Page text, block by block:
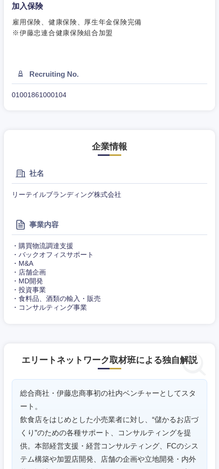
加入保険
雇用保険、健康保険、厚生年金保険完備
※伊藤忠連合健康保険組合加盟
Recruiting No.
01001861000104
企業情報
社名
リーテイルブランディング株式会社
事業内容
・購買物流調達支援
・バックオフィスサポート
・M&A
・店舗企画
・MD開発
・投資事業
・食料品、酒類の輸入・販売
・コンサルティング事業
エリートネットワーク取材班による独自解説
総合商社・伊藤忠商事初の社内ベンチャーとしてスタ
ート。
飲食店をはじめとした小売業者に対し、“儲かるお店づ
くり”のための各種サポート、コンサルティングを提
供。本部経営支援・経営コンサルティング、FCのシス
テム構築や加盟店開発、店舗の企画や立地開発・内外
新潟県
東海地方
岐阜県 静岡県